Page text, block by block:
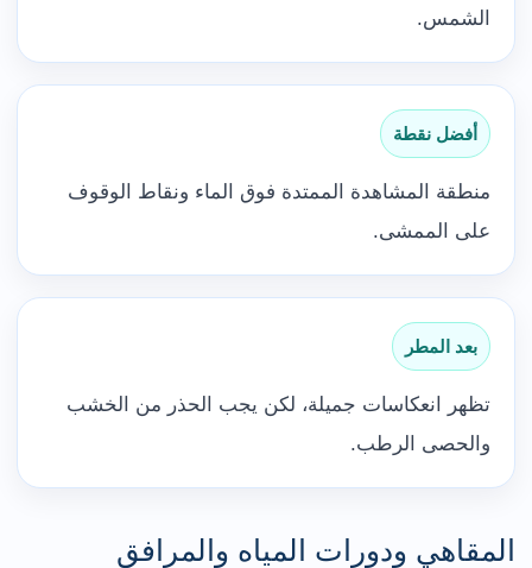
الشمس.
أفضل نقطة
منطقة المشاهدة الممتدة فوق الماء ونقاط الوقوف
على الممشى.
بعد المطر
تظهر انعكاسات جميلة، لكن يجب الحذر من الخشب
والحصى الرطب.
المقاهي ودورات المياه والمرافق